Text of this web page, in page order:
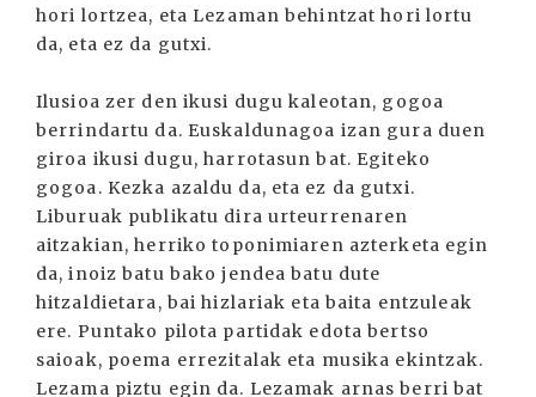
hori lortzea, eta Lezaman behintzat hori lortu
da, eta ez da gutxi.
Ilusioa zer den ikusi dugu kaleotan, gogoa
berrindartu da. Euskaldunagoa izan gura duen
giroa ikusi dugu, harrotasun bat. Egiteko
gogoa. Kezka azaldu da, eta ez da gutxi.
Liburuak publikatu dira urteurrenaren
aitzakian, herriko toponimiaren azterketa egin
da, inoiz batu bako jendea batu dute
hitzaldietara, bai hizlariak eta baita entzuleak
ere. Puntako pilota partidak edota bertso
saioak, poema errezitalak eta musika ekintzak.
Lezama piztu egin da. Lezamak arnas berri bat